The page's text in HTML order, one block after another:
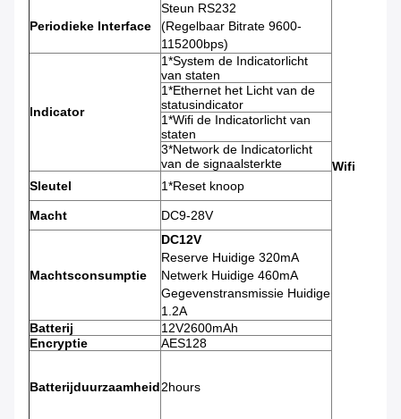
Wifi
Periodieke Interface
Steun RS232
(Regelbaar Bitrate 9600-
115200bps)
Indicator
1*System de Indicatorlicht
van staten
1*Ethernet het Licht van de
statusindicator
1*Wifi de Indicatorlicht van
staten
3*Network de Indicatorlicht
van de signaalsterkte
Sleutel
1*Reset knoop
Macht DC9-28V
Machtsconsumptie
DC12V
Reserve Huidige 320mA
Netwerk Huidige 460mA
Gegevenstransmissie Huidige
1.2A
Batterij
12V2600mAh
Encryptie
AES128
Batterijduurzaamheid2hours